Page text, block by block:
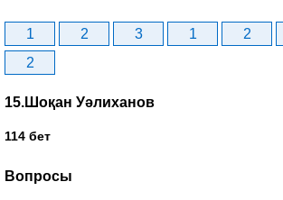
1 2 3 1 2
2
15.Шоқан Уәлиханов
114 бет
Вопросы